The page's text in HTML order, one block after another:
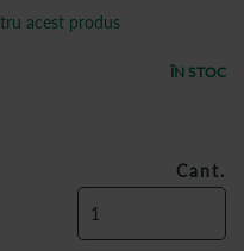
ÎN STOC
acest produs
Cant.